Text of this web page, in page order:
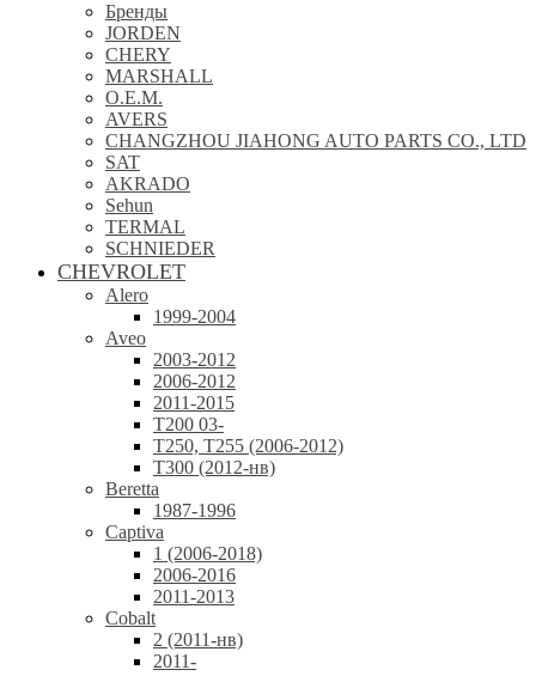
Бренды
JORDEN
CHERY
MARSHALL
O.E.M.
AVERS
CHANGZHOU JIAHONG AUTO PARTS CO., LTD
SAT
AKRADO
Sehun
TERMAL
SCHNIEDER
CHEVROLET
Alero
1999-2004
Aveo
2003-2012
2006-2012
2011-2015
T200 03-
T250, T255 (2006-2012)
T300 (2012-нв)
Beretta
1987-1996
Captiva
1 (2006-2018)
2006-2016
2011-2013
Cobalt
2 (2011-нв)
2011-